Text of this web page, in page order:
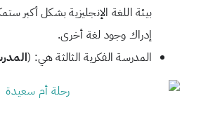
بيئة اللغة الإنجليزية بشكل أكبر
إدراك وجود لغة أخرى.
المدرسة الفكرية الثالثة هي: (